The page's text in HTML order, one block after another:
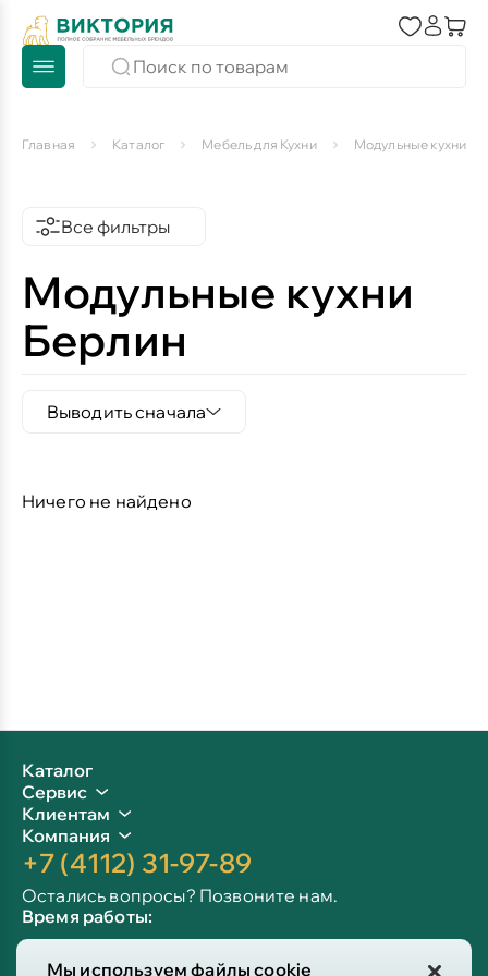
Мы используем файлы cookie
Главная Каталог Мебель для Кухни Модульные кухни
Все фильтры
Модульные кухни
Берлин
Выводить сначала
Ничего не найдено
Каталог
Сервис
Клиентам
Компания
+7 (4112) 31-97-89
Остались вопросы? Позвоните нам.
Время работы: